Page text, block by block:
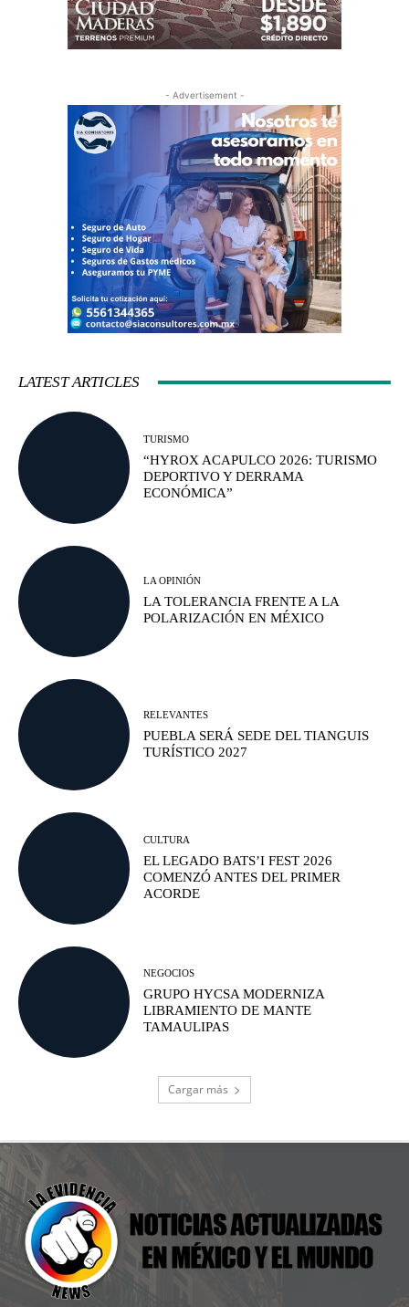
- Advertisement -
LATEST ARTICLES
TURISMO
“HYROX ACAPULCO 2026: TURISMO
DEPORTIVO Y DERRAMA
ECONÓMICA”
LA OPINIÓN
LA TOLERANCIA FRENTE A LA
POLARIZACIÓN EN MÉXICO
RELEVANTES
PUEBLA SERÁ SEDE DEL TIANGUIS
TURÍSTICO 2027
CULTURA
EL LEGADO BATS’I FEST 2026
COMENZÓ ANTES DEL PRIMER
ACORDE
NEGOCIOS
GRUPO HYCSA MODERNIZA
LIBRAMIENTO DE MANTE
TAMAULIPAS
Cargar más